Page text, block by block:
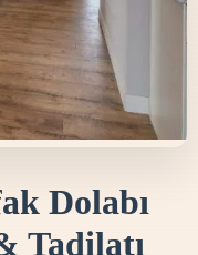
Dolabı
Tadilatı